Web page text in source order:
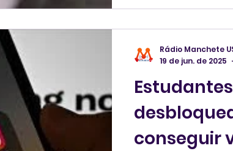
conseguir
Rádio Manchete
19 de jun. de 2025